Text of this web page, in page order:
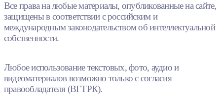
Все права на любые материалы, опубликованные на сайте,
защищены в соответствии с российским и
международным законодательством об интеллектуальной
собственности.
Любое использование текстовых, фото, аудио и
видеоматериалов возможно только с согласия
правообладателя (ВГТРК).